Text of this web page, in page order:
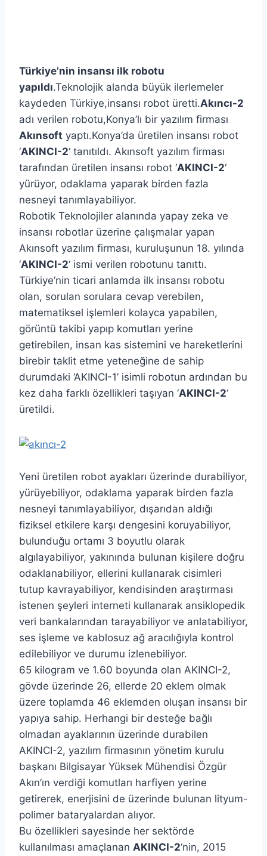
Türkiye’nin insansı ilk robotu
yapıldı.Teknolojik alanda büyük ilerlemeler
kaydeden Türkiye,insansı robot üretti.Akıncı-2
adı verilen robotu,Konya’lı bir yazılım firması
Akınsoft yaptı.Konya’da üretilen insansı robot
‘AKINCI-2‘ tanıtıldı. Akınsoft yazılım firması
tarafından üretilen insansı robot ‘AKINCI-2‘
yürüyor, odaklama yaparak birden fazla
nesneyi tanımlayabiliyor.
Robotik Teknolojiler alanında yapay zeka ve
insansı robotlar üzerine çalışmalar yapan
Akınsoft yazılım firması, kuruluşunun 18. yılında
‘AKINCI-2‘ ismi verilen robotunu tanıttı.
Türkiye’nin ticari anlamda ilk insansı robotu
olan, sorulan sorulara cevap verebilen,
matematiksel işlemleri kolayca yapabilen,
görüntü takibi yapıp komutları yerine
getirebilen, insan kas sistemini ve hareketlerini
birebir taklit etme yeteneğine de sahip
durumdaki ‘AKINCI-1’ isimli robotun ardından bu
kez daha farklı özellikleri taşıyan ‘AKINCI-2‘
üretildi.
Yeni üretilen robot ayakları üzerinde durabiliyor,
yürüyebiliyor, odaklama yaparak birden fazla
nesneyi tanımlayabiliyor, dışarıdan aldığı
fiziksel etkilere karşı dengesini koruyabiliyor,
bulunduğu ortamı 3 boyutlu olarak
algılayabiliyor, yakınında bulunan kişilere doğru
odaklanabiliyor, ellerini kullanarak cisimleri
tutup kavrayabiliyor, kendisinden araştırması
istenen şeyleri interneti kullanarak ansiklopedik
veri bankalarından tarayabiliyor ve anlatabiliyor,
ses işleme ve kablosuz ağ aracılığıyla kontrol
edilebiliyor ve durumu izlenebiliyor.
65 kilogram ve 1.60 boyunda olan AKINCI-2,
gövde üzerinde 26, ellerde 20 eklem olmak
üzere toplamda 46 eklemden oluşan insansı bir
yapıya sahip. Herhangi bir desteğe bağlı
olmadan ayaklarının üzerinde durabilen
AKINCI-2, yazılım firmasının yönetim kurulu
başkanı Bilgisayar Yüksek Mühendisi Özgür
Akın’ın verdiği komutları harfiyen yerine
getirerek, enerjisini de üzerinde bulunan lityum-
polimer bataryalardan alıyor.
Bu özellikleri sayesinde her sektörde
kullanılması amaçlanan AKINCI-2‘nin, 2015